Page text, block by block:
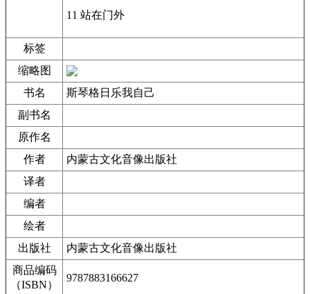
11 站在门外
标签
缩略图
书名
斯琴格日乐我自己
副书名
原作名
作者
内蒙古文化音像出版社
译者
编者
绘者
出版社
内蒙古文化音像出版社
商品编码
（ISBN）
9787883166627